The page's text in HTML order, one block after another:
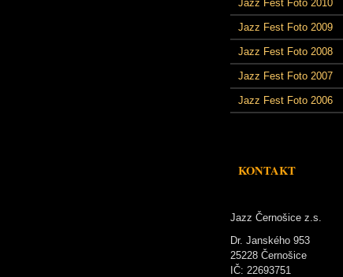
Jazz Fest Foto 2010
Jazz Fest Foto 2009
Jazz Fest Foto 2008
Jazz Fest Foto 2007
Jazz Fest Foto 2006
KONTAKT
Jazz Černošice z.s.
Dr. Janského 953
25228 Černošice
IČ: 22693751